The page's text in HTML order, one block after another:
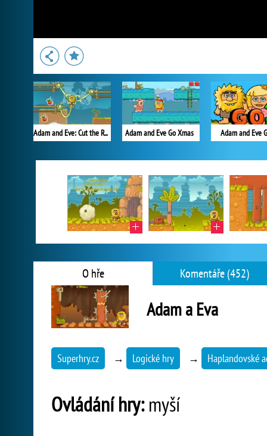
Adam and Eve: Cut the Ropes Adam and Eve Go Xmas Adam and Eve
O hře Komentáře (452)
Adam a Eva
Superhry.cz → Logické hry → Haplandovské
Ovládání hry:myší